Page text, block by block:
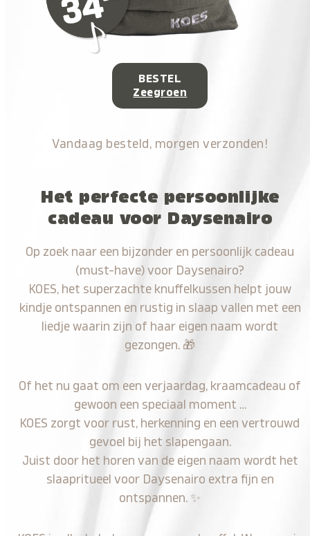
BESTEL
Zeegroen
Vandaag besteld, morgen verzonden!
Het perfecte persoonlijke
cadeau voor Daysenairo
Op zoek naar een bijzonder en persoonlijk cadeau
(must-have) voor Daysenairo?
KOES, het superzachte knuffelkussen helpt jouw
kindje ontspannen en rustig in slaap vallen met een
liedje waarin zijn of haar eigen naam wordt
gezongen. 🎁
Of het nu gaat om een verjaardag, kraamcadeau of
gewoon een speciaal moment …
KOES zorgt voor rust, herkenning en een vertrouwd
gevoel bij het slapengaan.
Juist door het horen van de eigen naam wordt het
slaapritueel voor Daysenairo extra fijn en
ontspannen. ✨